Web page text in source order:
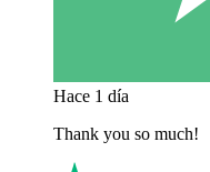
Hace 1 día
Thank you so much!